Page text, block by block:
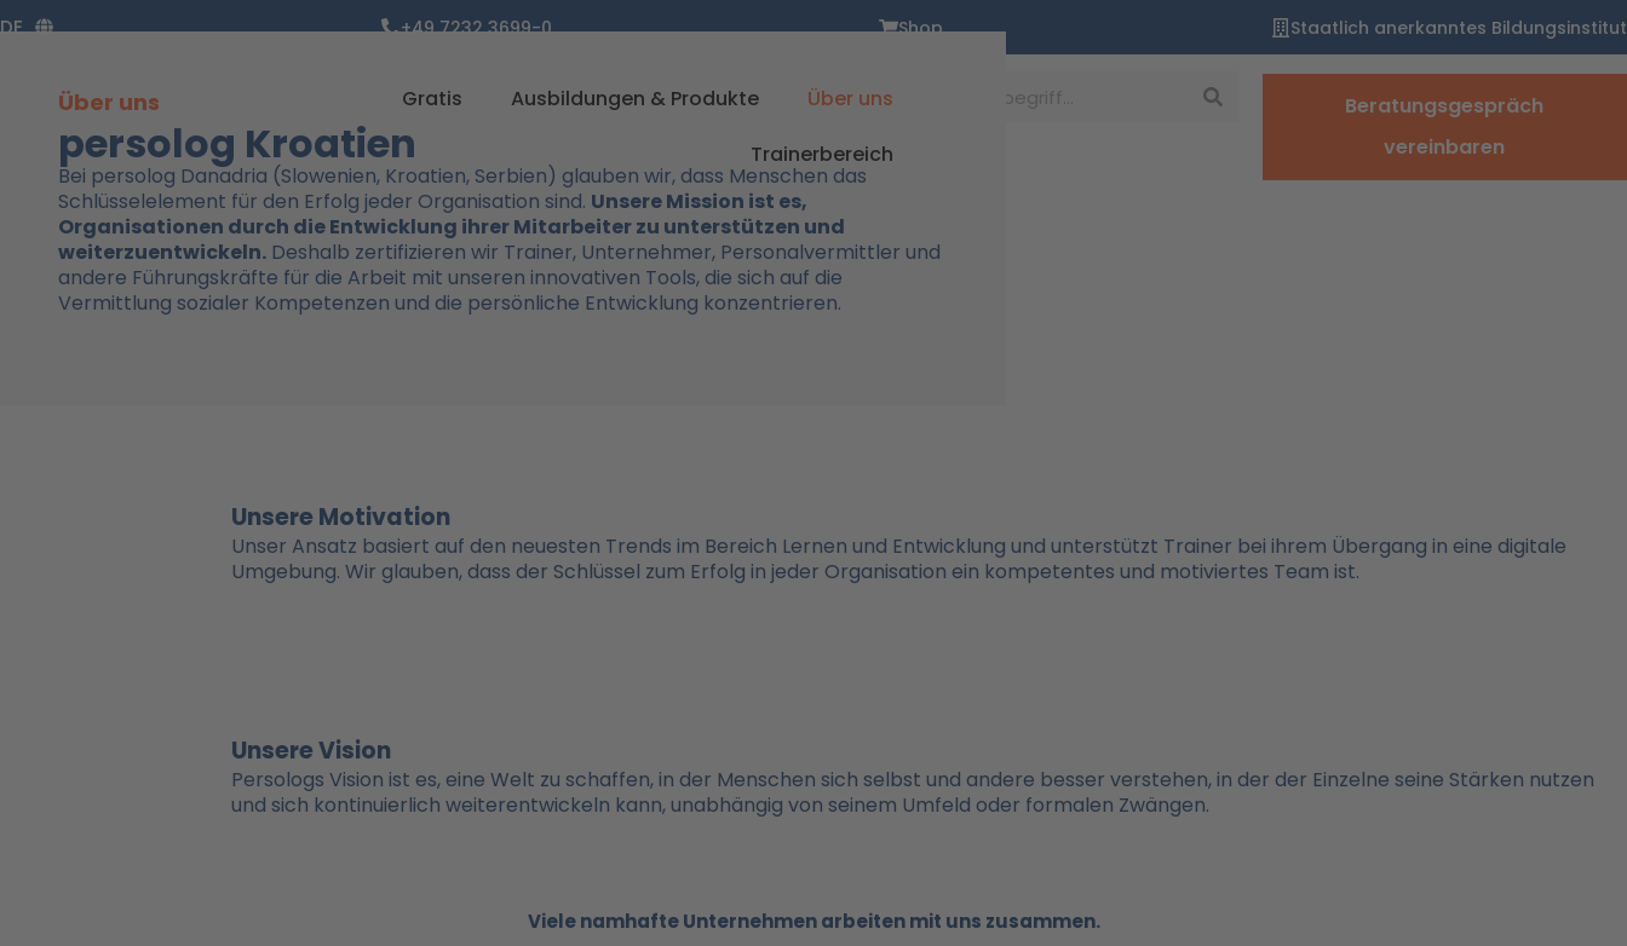
Inhalt
DE +49 7232 3699-0 Shop Staatlich anerkanntes Bildungsinstitut
Gratis Ausbildungen & Produkte
Über uns
Trainerbereich
Beratungsgespräch
vereinbaren
Über uns
persolog Kroatien
Bei persolog Danadria (Slowenien, Kroatien, Serbien) glauben wir, dass Menschen das
Schlüsselelement für den Erfolg jeder Organisation sind. Unsere Mission ist es,
Organisationen durch die Entwicklung ihrer Mitarbeiter zu unterstützen und
weiterzuentwickeln. Deshalb zertifizieren wir Trainer, Unternehmer, Personalvermittler und
andere Führungskräfte für die Arbeit mit unseren innovativen Tools, die sich auf die
Vermittlung sozialer Kompetenzen und die persönliche Entwicklung konzentrieren.
Unsere Motivation
Unser Ansatz basiert auf den neuesten Trends im Bereich Lernen und Entwicklung und unterstützt Trainer bei ihrem Übergang in eine digitale
Umgebung. Wir glauben, dass der Schlüssel zum Erfolg in jeder Organisation ein kompetentes und motiviertes Team ist.
Unsere Vision
Persologs Vision ist es, eine Welt zu schaffen, in der Menschen sich selbst und andere besser verstehen, in der der Einzelne seine Stärken nutzen
und sich kontinuierlich weiterentwickeln kann, unabhängig von seinem Umfeld oder formalen Zwängen.
Viele namhafte Unternehmen arbeiten mit uns zusammen.